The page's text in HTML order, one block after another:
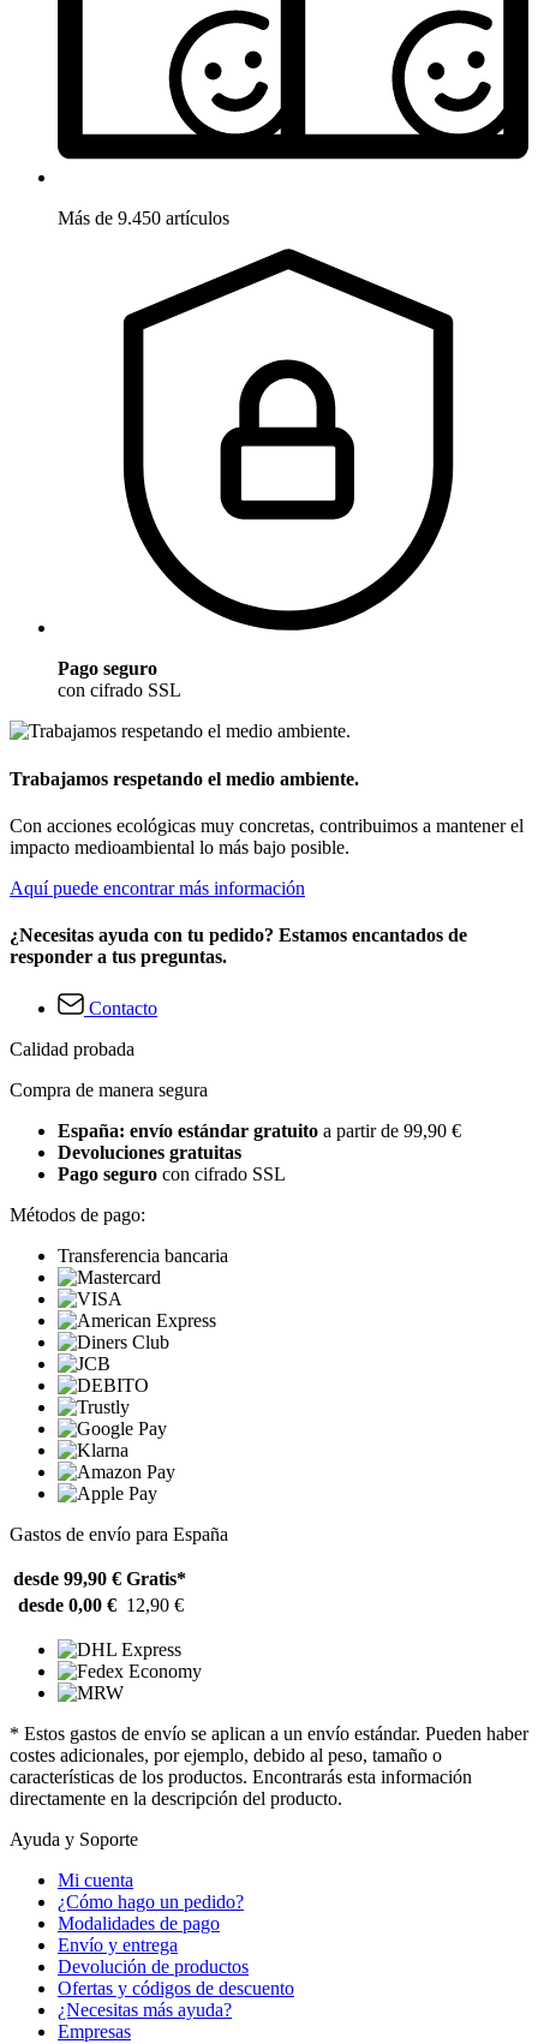
Más de 9.450 artículos
Pago seguro
con cifrado SSL
Trabajamos respetando el medio ambiente.
Con acciones ecológicas muy concretas, contribuimos a mantener el
impacto medioambiental lo más bajo posible.
Aquí puede encontrar más información
¿Necesitas ayuda con tu pedido? Estamos encantados de
responder a tus preguntas.
Contacto
Calidad probada
Compra de manera segura
España: envío estándar gratuito a partir de 99,90 €
Devoluciones gratuitas
Pago seguro con cifrado SSL
Métodos de pago:
Transferencia bancaria
Gastos de envío para España
desde 99,90 € Gratis*
desde 0,00 € 12,90 €
* Estos gastos de envío se aplican a un envío estándar. Pueden haber
costes adicionales, por ejemplo, debido al peso, tamaño o
características de los productos. Encontrarás esta información
directamente en la descripción del producto.
Ayuda y Soporte
Mi cuenta
¿Cómo hago un pedido?
Modalidades de pago
Envío y entrega
Devolución de productos
Ofertas y códigos de descuento
¿Necesitas más ayuda?
Empresas